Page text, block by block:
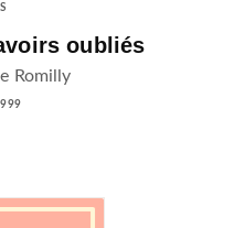
oubliés
Romilly